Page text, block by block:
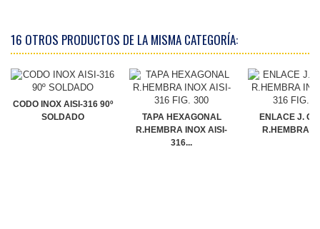
16 OTROS PRODUCTOS DE LA MISMA CATEGORÍA:
CODO INOX AISI-316 90º
SOLDADO
TAPA HEXAGONAL
R.HEMBRA INOX AISI-
316...
ENLACE J.
R.HEMBRA